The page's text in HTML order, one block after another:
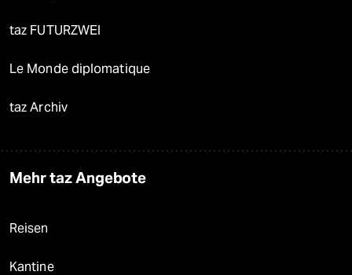
taz FUTURZWEI
Le Monde diplomatique
taz Archiv
Mehr taz Angebote
Reisen
Kantine